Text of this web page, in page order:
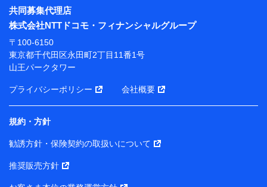
※ パーソナルデータダッシュボードの「第三者提供の
管理」の設定状態にかかわらず、共同利用する場合があ
ります。
※ dポイントクラブ会員ではないお客さま（2019年12
月11日以降、一度もdポイントクラブ会員であったこと
がないお客さまに限る）に関する、2019年12月10日以
前に取得した個人データは、こちら の利用目的の範囲内
当社は株式会社NTTドコモ・フィナンシャルグループ
との間で、以下のとおり個人データを共同利用しま
す。
【共同して利用される利用データの項目】
共同募集代理店
株式会社NTTドコモ・フィナンシャルグループ
〒100-6150
東京都千代田区永田町2丁目11番1号
山王パークタワー
プライバシーポリシー 会社概要
規約・方針
勧誘方針・保険契約の取扱いについて
推奨販売方針